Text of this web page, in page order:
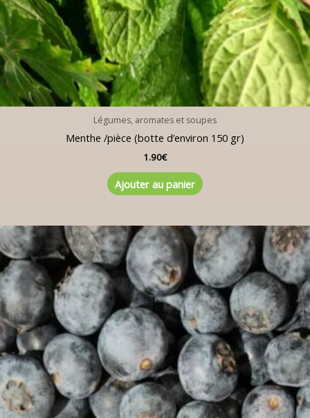
Légumes, aromates et soupes
Menthe /pièce (botte d’environ 150 gr)
1.90€
Ajouter au panier